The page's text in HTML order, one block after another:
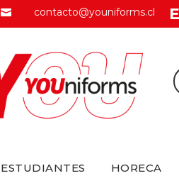
 contacto@youniforms.cl
ESTUDIANTES HORECA